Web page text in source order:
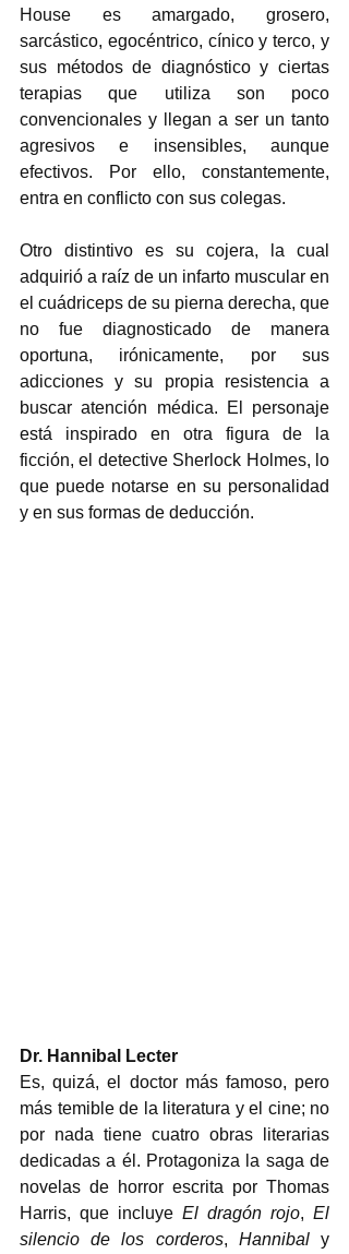
House es amargado, grosero,
sarcástico, egocéntrico, cínico y terco, y
sus métodos de diagnóstico y ciertas
terapias que utiliza son poco
convencionales y llegan a ser un tanto
agresivos e insensibles, aunque
efectivos. Por ello, constantemente,
entra en conflicto con sus colegas.
Otro distintivo es su cojera, la cual
adquirió a raíz de un infarto muscular en
el cuádriceps de su pierna derecha, que
no fue diagnosticado de manera
oportuna, irónicamente, por sus
adicciones y su propia resistencia a
buscar atención médica. El personaje
está inspirado en otra figura de la
ficción, el detective Sherlock Holmes, lo
que puede notarse en su personalidad
y en sus formas de deducción.
Dr. Hannibal Lecter
Es, quizá, el doctor más famoso, pero
más temible de la literatura y el cine; no
por nada tiene cuatro obras literarias
dedicadas a él. Protagoniza la saga de
novelas de horror escrita por Thomas
Harris, que incluye El dragón rojo, El
silencio de los corderos, Hannibal